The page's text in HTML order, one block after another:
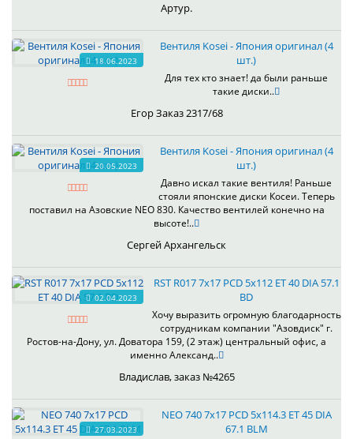
Артур.
18.06.2023
Вентиля Kosei - Япония оригинал (4
шт.)
Для тех кто знает! да были раньше
такие диски..
Егор Заказ 2317/68
20.05.2023
Вентиля Kosei - Япония оригинал (4
шт.)
Давно искал такие вентиля! Раньше
стояли японские диски Косеи. Теперь
поставил на Азовские NEO 830. Качество вентилей конечно на
высоте!..
Сергей Архангельск
02.04.2023
RST R017 7x17 PCD 5x112 ET 40 DIA 57.1
BD
Хочу выразить огромную благодарность
сотрудникам компании "Азовдиск" г.
Ростов-на-Дону, ул. Доватора 159, (2 этаж) центральный офис, а
именно Александ..
Владислав, заказ №4265
27.03.2023
NEO 740 7x17 PCD 5x114.3 ET 45 DIA
67.1 BLM